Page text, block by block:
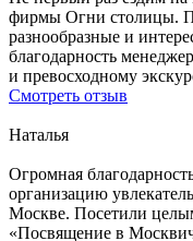
фирмы Огни столицы.
разнообразные и
благодарность
и превосходному
Смотреть отзыв
Наталья
Огромная
организацию
Москве. Посетили
«Посвящение в